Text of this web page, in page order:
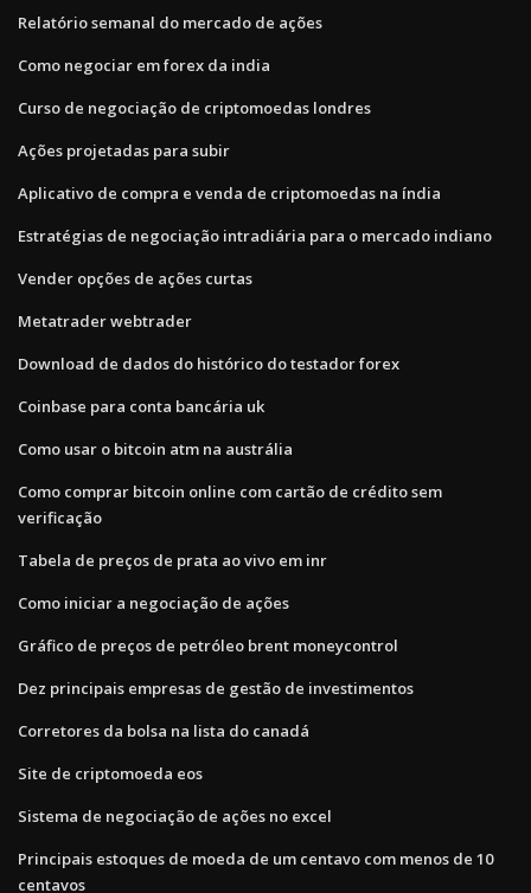
Relatório semanal do mercado de ações
Como negociar em forex da india
Curso de negociação de criptomoedas londres
Ações projetadas para subir
Aplicativo de compra e venda de criptomoedas na índia
Estratégias de negociação intradiária para o mercado indiano
Vender opções de ações curtas
Metatrader webtrader
Download de dados do histórico do testador forex
Coinbase para conta bancária uk
Como usar o bitcoin atm na austrália
Como comprar bitcoin online com cartão de crédito sem
verificação
Tabela de preços de prata ao vivo em inr
Como iniciar a negociação de ações
Gráfico de preços de petróleo brent moneycontrol
Dez principais empresas de gestão de investimentos
Corretores da bolsa na lista do canadá
Site de criptomoeda eos
Sistema de negociação de ações no excel
Principais estoques de moeda de um centavo com menos de 10
centavos